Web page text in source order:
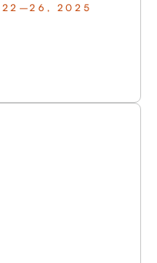
22–26, 2025